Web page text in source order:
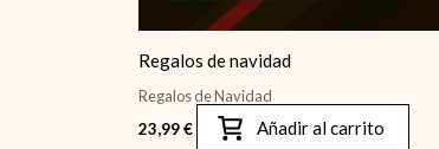
Regalos de navidad
Regalos de Navidad
23,99€ Añadir al carrito